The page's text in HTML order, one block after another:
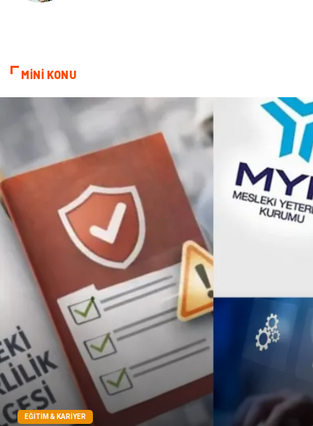
Yazı Tahtaları
Pet Malzemeleri
MİNİ KONU
EĞITIM & KARIYER